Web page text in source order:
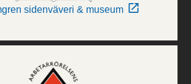
sidenväveri & museum